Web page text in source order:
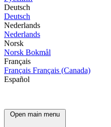
Deutsch
Deutsch
Nederlands
Nederlands
Norsk
Norsk Bokmål
Français
Français Français (Canada)
Español
Open main menu